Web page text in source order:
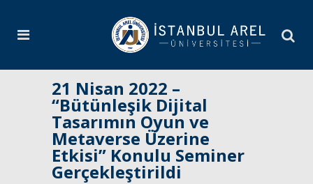
21 Nisan 2022 –
“Bütünleşik Dijital
Tasarımın Oyun ve
Metaverse Üzerine
Etkisi” Konulu Seminer
Gerçekleştirildi